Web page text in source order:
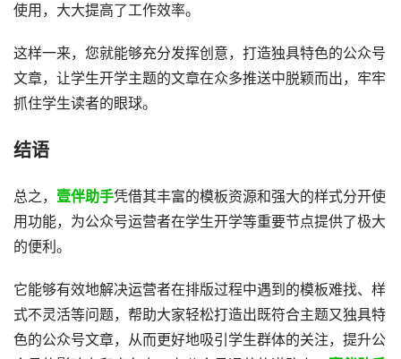
使用，大大提高了工作效率。
这样一来，您就能够充分发挥创意，打造独具特色的公众号
文章，让学生开学主题的文章在众多推送中脱颖而出，牢牢
抓住学生读者的眼球。
结语
总之， 壹伴助手凭借其丰富的模板资源和强大的样式分开使
用功能，为公众号运营者在学生开学等重要节点提供了极大
的便利。
它能够有效地解决运营者在排版过程中遇到的模板难找、样
式不灵活等问题，帮助大家轻松打造出既符合主题又独具特
色的公众号文章，从而更好地吸引学生群体的关注，提升公